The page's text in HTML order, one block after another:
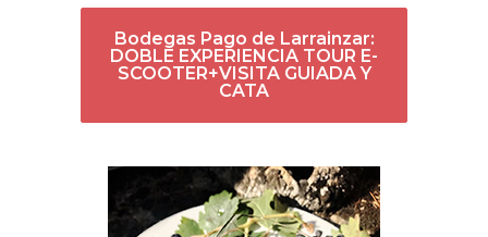
Bodegas Pago de Larrainzar:
DOBLE EXPERIENCIA TOUR E-
SCOOTER+VISITA GUIADA Y
CATA